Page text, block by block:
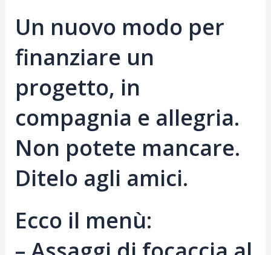
Un nuovo modo per
finanziare un
progetto, in
compagnia e allegria.
Non potete mancare.
Ditelo agli amici.
Ecco il menù: